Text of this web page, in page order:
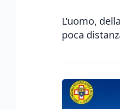
L’uomo,
poca